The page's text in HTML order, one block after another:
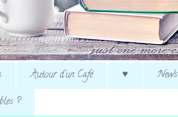
Autour d'un Café ♥ News
?